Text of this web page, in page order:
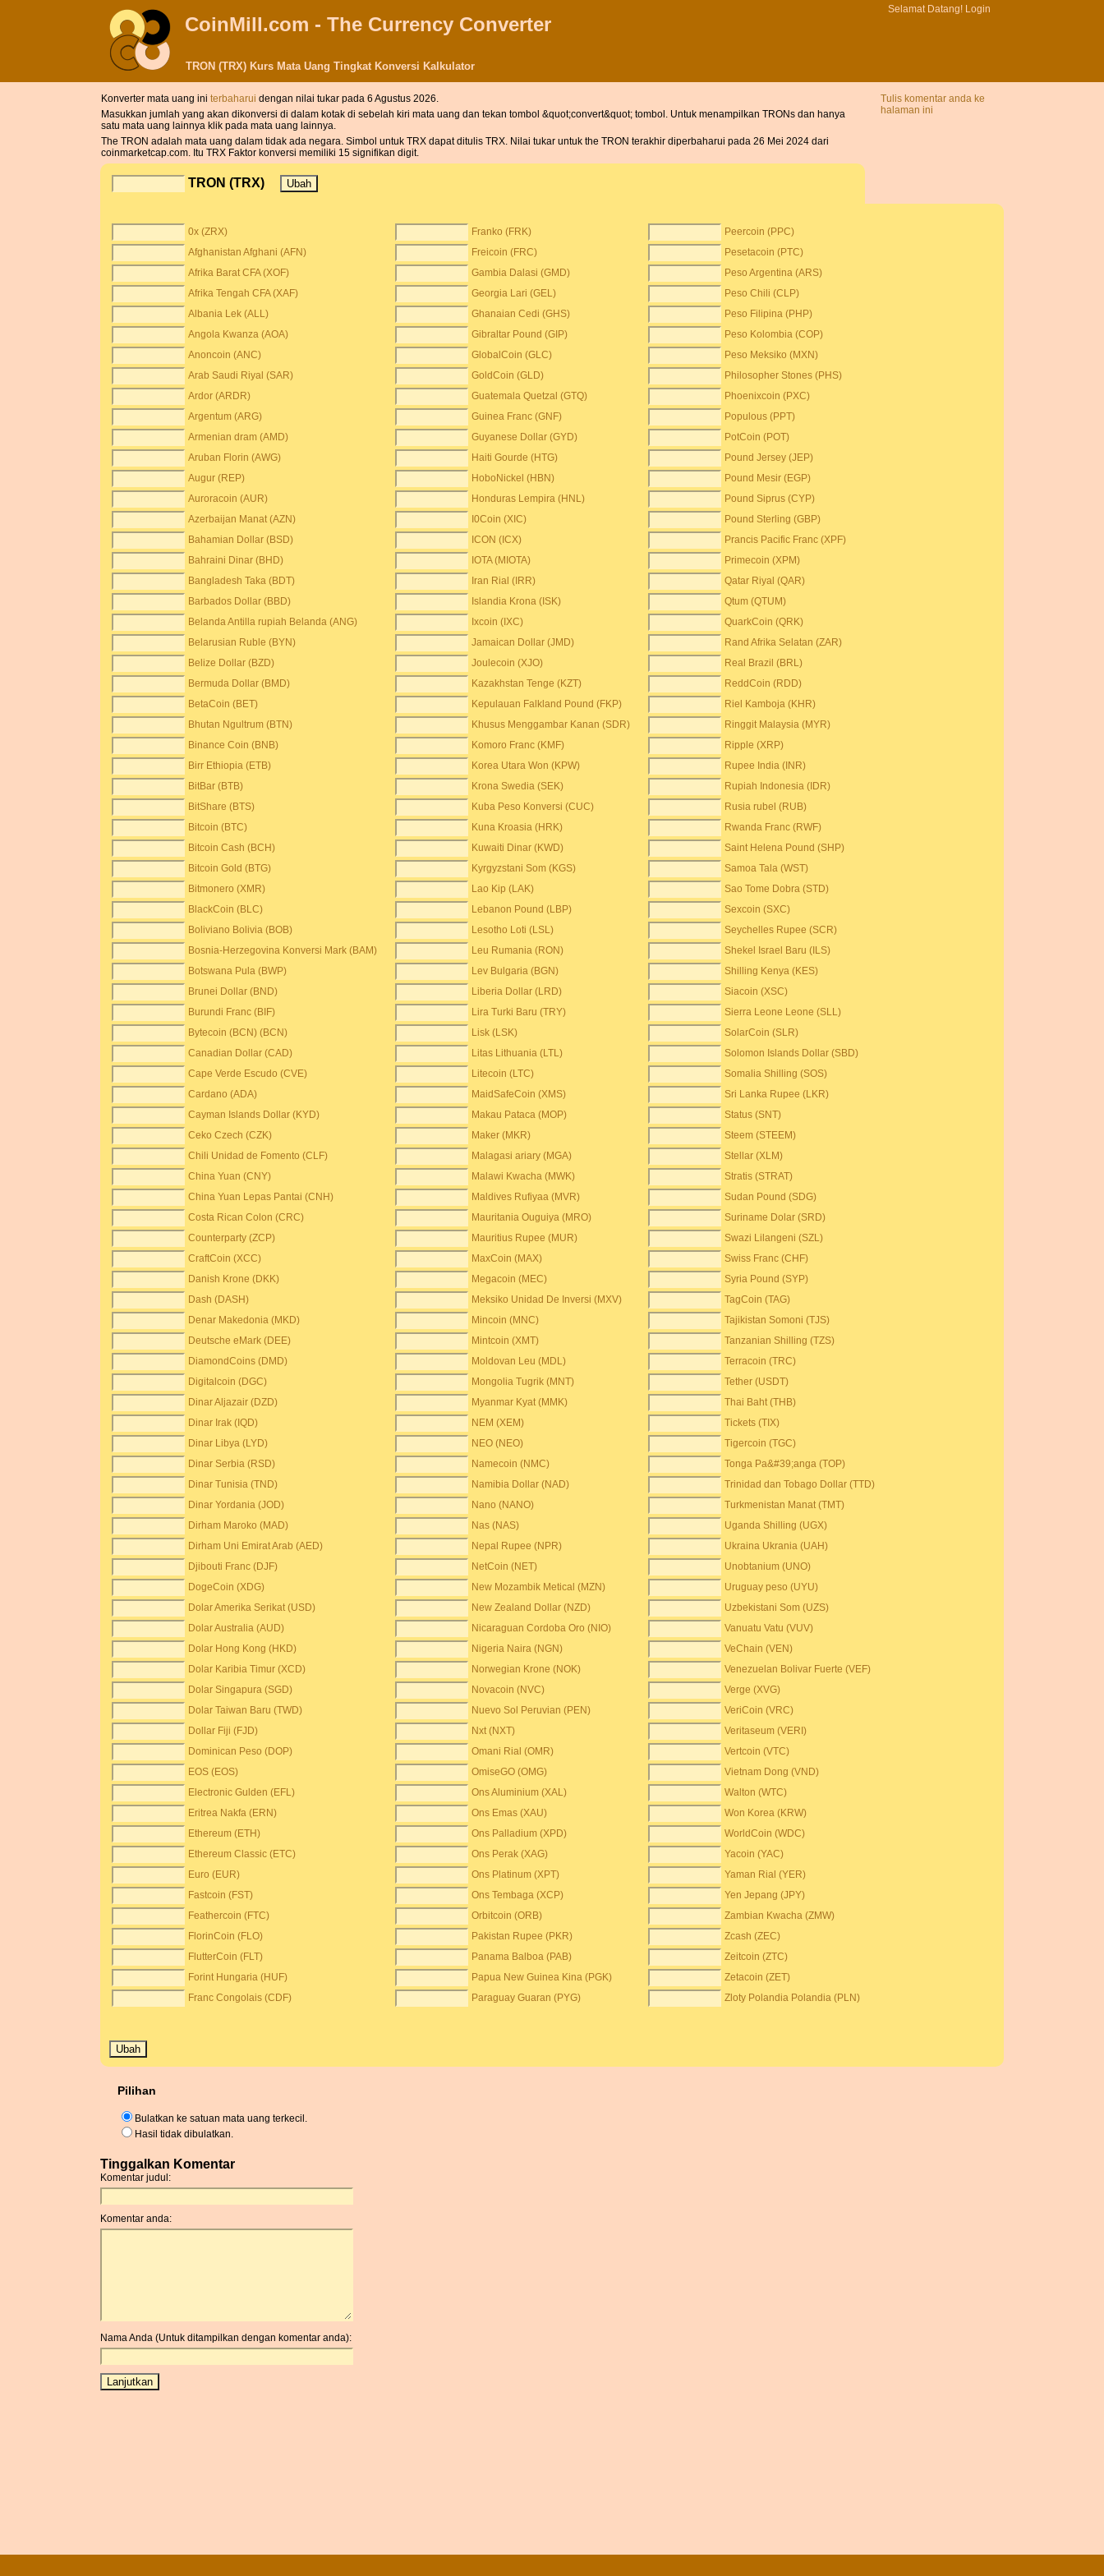
CoinMill.com - The Currency Converter
Selamat Datang! Login
TRON (TRX) Kurs Mata Uang Tingkat Konversi Kalkulator
Konverter mata uang ini terbaharui dengan nilai tukar pada 6 Agustus 2026.
Masukkan jumlah yang akan dikonversi di dalam kotak di sebelah kiri mata uang dan tekan tombol &quot;convert&quot; tombol. Untuk menampilkan TRONs dan hanya
satu mata uang lainnya klik pada mata uang lainnya.
The TRON adalah mata uang dalam tidak ada negara. Simbol untuk TRX dapat ditulis TRX. Nilai tukar untuk the TRON terakhir diperbaharui pada 26 Mei 2024 dari
coinmarketcap.com. Itu TRX Faktor konversi memiliki 15 signifikan digit.
Tulis komentar anda ke
halaman ini
TRON (TRX)
0x (ZRX) Franko (FRK)
Peercoin (PPC)
Afghanistan Afghani (AFN)
Freicoin (FRC)
Pesetacoin (PTC)
Afrika Barat CFA (XOF)
Gambia Dalasi (GMD)
Peso Argentina (ARS)
Afrika Tengah CFA (XAF)
Georgia Lari (GEL)
Peso Chili (CLP)
Albania Lek (ALL)
Ghanaian Cedi (GHS)
Peso Filipina (PHP)
Angola Kwanza (AOA)
Gibraltar Pound (GIP)
Peso Kolombia (COP)
Anoncoin (ANC)
GlobalCoin (GLC)
Peso Meksiko (MXN)
Arab Saudi Riyal (SAR)
GoldCoin (GLD)
Philosopher Stones (PHS)
Ardor (ARDR)
Guatemala Quetzal (GTQ)
Phoenixcoin (PXC)
Argentum (ARG)
Guinea Franc (GNF)
Populous (PPT)
Armenian dram (AMD)
Guyanese Dollar (GYD)
PotCoin (POT)
Aruban Florin (AWG)
Haiti Gourde (HTG)
Pound Jersey (JEP)
Augur (REP)
HoboNickel (HBN)
Pound Mesir (EGP)
Auroracoin (AUR)
Honduras Lempira (HNL)
Pound Siprus (CYP)
Azerbaijan Manat (AZN)
I0Coin (XIC)
Pound Sterling (GBP)
Bahamian Dollar (BSD)
ICON (ICX)
Prancis Pacific Franc (XPF)
Bahraini Dinar (BHD)
IOTA (MIOTA)
Primecoin (XPM)
Bangladesh Taka (BDT)
Iran Rial (IRR)
Qatar Riyal (QAR)
Barbados Dollar (BBD)
Islandia Krona (ISK)
Qtum (QTUM)
Belanda Antilla rupiah Belanda (ANG)
Ixcoin (IXC)
QuarkCoin (QRK)
Belarusian Ruble (BYN)
Jamaican Dollar (JMD)
Rand Afrika Selatan (ZAR)
Belize Dollar (BZD)
Joulecoin (XJO)
Real Brazil (BRL)
Bermuda Dollar (BMD)
Kazakhstan Tenge (KZT)
ReddCoin (RDD)
BetaCoin (BET)
Kepulauan Falkland Pound (FKP)
Riel Kamboja (KHR)
Bhutan Ngultrum (BTN)
Khusus Menggambar Kanan (SDR)
Ringgit Malaysia (MYR)
Binance Coin (BNB)
Komoro Franc (KMF)
Ripple (XRP)
Birr Ethiopia (ETB)
Korea Utara Won (KPW)
Rupee India (INR)
BitBar (BTB)
Krona Swedia (SEK)
Rupiah Indonesia (IDR)
BitShare (BTS)
Kuba Peso Konversi (CUC)
Rusia rubel (RUB)
Bitcoin (BTC)
Kuna Kroasia (HRK)
Rwanda Franc (RWF)
Bitcoin Cash (BCH)
Kuwaiti Dinar (KWD)
Saint Helena Pound (SHP)
Bitcoin Gold (BTG)
Kyrgyzstani Som (KGS)
Samoa Tala (WST)
Bitmonero (XMR)
Lao Kip (LAK)
Sao Tome Dobra (STD)
BlackCoin (BLC)
Lebanon Pound (LBP)
Sexcoin (SXC)
Boliviano Bolivia (BOB)
Lesotho Loti (LSL)
Seychelles Rupee (SCR)
Bosnia-Herzegovina Konversi Mark (BAM)
Leu Rumania (RON)
Shekel Israel Baru (ILS)
Botswana Pula (BWP)
Lev Bulgaria (BGN)
Shilling Kenya (KES)
Brunei Dollar (BND)
Liberia Dollar (LRD)
Siacoin (XSC)
Burundi Franc (BIF)
Lira Turki Baru (TRY)
Sierra Leone Leone (SLL)
Bytecoin (BCN) (BCN)
Lisk (LSK)
SolarCoin (SLR)
Canadian Dollar (CAD)
Litas Lithuania (LTL)
Solomon Islands Dollar (SBD)
Cape Verde Escudo (CVE)
Litecoin (LTC)
Somalia Shilling (SOS)
Cardano (ADA)
MaidSafeCoin (XMS)
Sri Lanka Rupee (LKR)
Cayman Islands Dollar (KYD)
Makau Pataca (MOP)
Status (SNT)
Ceko Czech (CZK)
Maker (MKR)
Steem (STEEM)
Chili Unidad de Fomento (CLF)
Malagasi ariary (MGA)
Stellar (XLM)
China Yuan (CNY)
Malawi Kwacha (MWK)
Stratis (STRAT)
China Yuan Lepas Pantai (CNH)
Maldives Rufiyaa (MVR)
Sudan Pound (SDG)
Costa Rican Colon (CRC)
Mauritania Ouguiya (MRO)
Suriname Dolar (SRD)
Counterparty (ZCP)
Mauritius Rupee (MUR)
Swazi Lilangeni (SZL)
CraftCoin (XCC)
MaxCoin (MAX)
Swiss Franc (CHF)
Danish Krone (DKK)
Megacoin (MEC)
Syria Pound (SYP)
Dash (DASH)
Meksiko Unidad De Inversi (MXV)
TagCoin (TAG)
Denar Makedonia (MKD)
Mincoin (MNC)
Tajikistan Somoni (TJS)
Deutsche eMark (DEE)
Mintcoin (XMT)
Tanzanian Shilling (TZS)
DiamondCoins (DMD)
Moldovan Leu (MDL)
Terracoin (TRC)
Digitalcoin (DGC)
Mongolia Tugrik (MNT)
Tether (USDT)
Dinar Aljazair (DZD)
Myanmar Kyat (MMK)
Thai Baht (THB)
Dinar Irak (IQD)
NEM (XEM)
Tickets (TIX)
Dinar Libya (LYD)
NEO (NEO)
Tigercoin (TGC)
Dinar Serbia (RSD)
Namecoin (NMC)
Tonga Pa&#39;anga (TOP)
Dinar Tunisia (TND)
Namibia Dollar (NAD)
Trinidad dan Tobago Dollar (TTD)
Dinar Yordania (JOD)
Nano (NANO)
Turkmenistan Manat (TMT)
Dirham Maroko (MAD)
Nas (NAS)
Uganda Shilling (UGX)
Dirham Uni Emirat Arab (AED)
Nepal Rupee (NPR)
Ukraina Ukrania (UAH)
Djibouti Franc (DJF)
NetCoin (NET)
Unobtanium (UNO)
DogeCoin (XDG)
New Mozambik Metical (MZN)
Uruguay peso (UYU)
Dolar Amerika Serikat (USD)
New Zealand Dollar (NZD)
Uzbekistani Som (UZS)
Dolar Australia (AUD)
Nicaraguan Cordoba Oro (NIO)
Vanuatu Vatu (VUV)
Dolar Hong Kong (HKD)
Nigeria Naira (NGN)
VeChain (VEN)
Dolar Karibia Timur (XCD)
Norwegian Krone (NOK)
Venezuelan Bolivar Fuerte (VEF)
Dolar Singapura (SGD)
Novacoin (NVC)
Verge (XVG)
Dolar Taiwan Baru (TWD)
Nuevo Sol Peruvian (PEN)
VeriCoin (VRC)
Dollar Fiji (FJD)
Nxt (NXT)
Veritaseum (VERI)
Dominican Peso (DOP)
Omani Rial (OMR)
Vertcoin (VTC)
EOS (EOS)
OmiseGO (OMG)
Vietnam Dong (VND)
Electronic Gulden (EFL)
Ons Aluminium (XAL)
Walton (WTC)
Eritrea Nakfa (ERN)
Ons Emas (XAU)
Won Korea (KRW)
Ethereum (ETH)
Ons Palladium (XPD)
WorldCoin (WDC)
Ethereum Classic (ETC)
Ons Perak (XAG)
Yacoin (YAC)
Euro (EUR)
Ons Platinum (XPT)
Yaman Rial (YER)
Fastcoin (FST)
Ons Tembaga (XCP)
Yen Jepang (JPY)
Feathercoin (FTC)
Orbitcoin (ORB)
Zambian Kwacha (ZMW)
FlorinCoin (FLO)
Pakistan Rupee (PKR)
Zcash (ZEC)
FlutterCoin (FLT)
Panama Balboa (PAB)
Zeitcoin (ZTC)
Forint Hungaria (HUF)
Papua New Guinea Kina (PGK)
Zetacoin (ZET)
Franc Congolais (CDF)
Paraguay Guaran (PYG) Zloty Polandia Polandia (PLN)
Pilihan
Bulatkan ke satuan mata uang terkecil.
Hasil tidak dibulatkan.
Tinggalkan Komentar
Komentar judul:
Komentar anda:
Nama Anda (Untuk ditampilkan dengan komentar anda):